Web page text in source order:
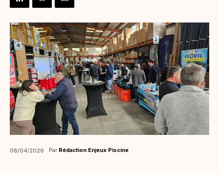
08/04/2026 Par Rédaction Enjeux Piscine